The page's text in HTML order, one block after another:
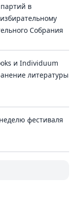
в
Собрания
и Individuum
литературы
фестиваля